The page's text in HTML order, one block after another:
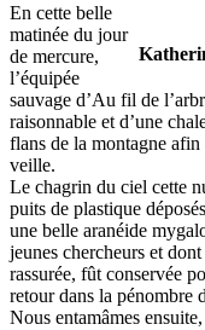
En cette belle
matinée du jour
de mercure,
l’équipée
sauvage d’Au fil de
raisonnable et d’une
flans de la montagne
veille.
Le chagrin du ciel cette
puits de plastique
une belle aranéide
jeunes chercheurs et
rassurée, fût conservée
retour dans la pénombre
Nous entamâmes